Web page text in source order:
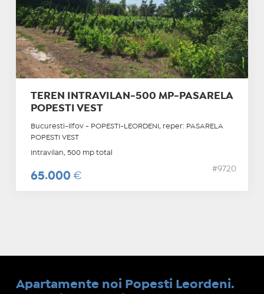
TEREN INTRAVILAN-500 MP-PASARELA
POPESTI VEST
Bucuresti-Ilfov - POPESTI-LEORDENI, reper: PASARELA
POPESTI VEST
Intravilan, 500 mp total
65.000 €
#9720
Apartamente noi Popesti Leordeni.